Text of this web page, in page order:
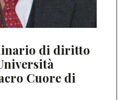
di diritto
Cuore di